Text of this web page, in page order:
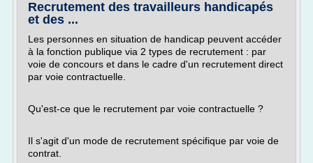
Recrutement des travailleurs handicapés
et des ...
Les personnes en situation de handicap peuvent accéder
à la fonction publique via 2 types de recrutement : par
voie de concours et dans le cadre d'un recrutement direct
par voie contractuelle.
Qu'est-ce que le recrutement par voie contractuelle ?
Il s'agit d'un mode de recrutement spécifique par voie de
contrat.